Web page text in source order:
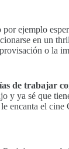
ejemplo
en un
o
de trabajar
ya sé que
el